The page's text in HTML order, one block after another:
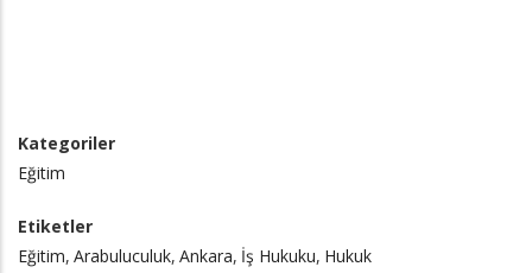
Kategoriler
Eğitim
Etiketler
Eğitim Arabuluculuk Ankara İş Hukuku Hukuk